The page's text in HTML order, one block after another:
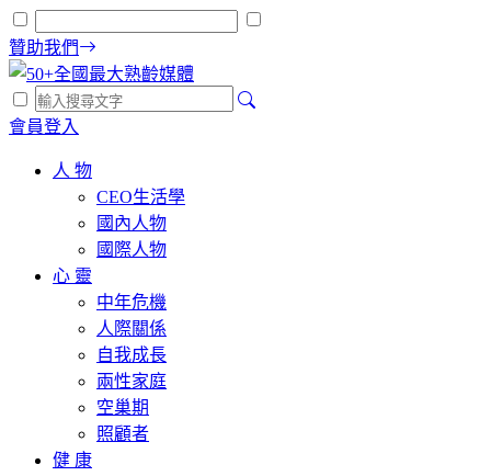
贊助我們
會員登入
人 物
CEO生活學
國內人物
國際人物
心 靈
中年危機
人際關係
自我成長
兩性家庭
空巢期
照顧者
健 康